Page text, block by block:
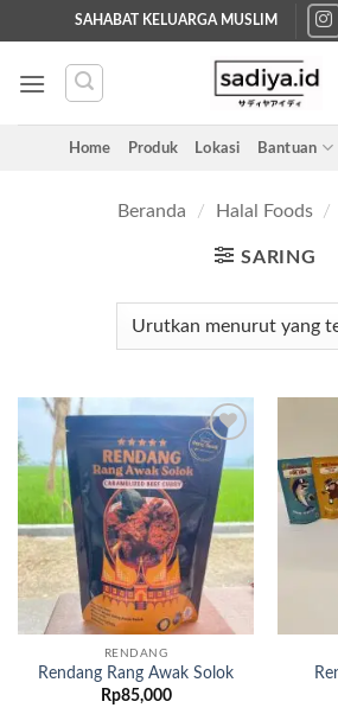
to
content
SAHABAT KELUARGA MUSLIM
Home Produk Lokasi Bantuan
Beranda / Halal Foods /
SARING
Add to
wishlist
RENDANG
Rendang Rang Awak Solok
Rp85,000